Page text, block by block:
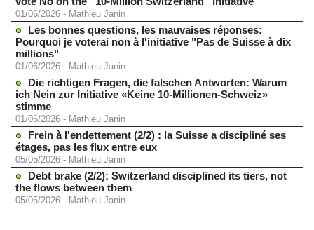
01/06/2026 - Mathieu Janin
Les bonnes questions, les mauvaises réponses:
Pourquoi je voterai non à l'initiative "Pas de Suisse à dix
millions"
01/06/2026 - Mathieu Janin
Die richtigen Fragen, die falschen Antworten: Warum
ich Nein zur Initiative «Keine 10-Millionen-Schweiz»
stimme
01/06/2026 - Mathieu Janin
Frein à l'endettement (2/2) : la Suisse a discipliné ses
étages, pas les flux entre eux
05/05/2026 - Mathieu Janin
Debt brake (2/2): Switzerland disciplined its tiers, not
the flows between them
05/05/2026 - Mathieu Janin